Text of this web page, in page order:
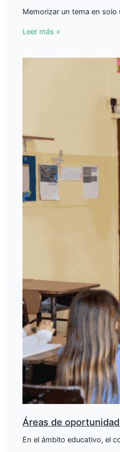
Memorizar un tema en
Leer más »
Áreas de
En el ámbito educativo, el